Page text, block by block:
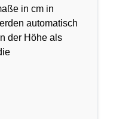
in cm in
automatisch
der Höhe als